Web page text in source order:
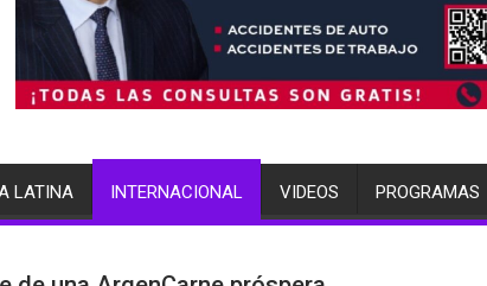
LATINA INTERNACIONAL VIDEOS PROGRAMAS